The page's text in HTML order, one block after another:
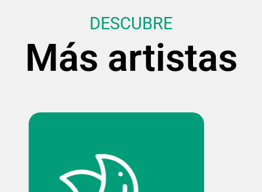
DESCUBRE
Más artistas